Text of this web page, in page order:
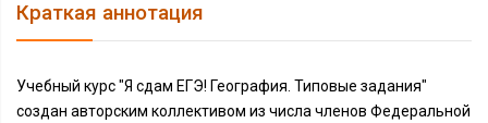
Краткая аннотация
Учебный курс "Я сдам ЕГЭ! География. Типовые задания"
создан авторским коллективом из числа членов Федеральной